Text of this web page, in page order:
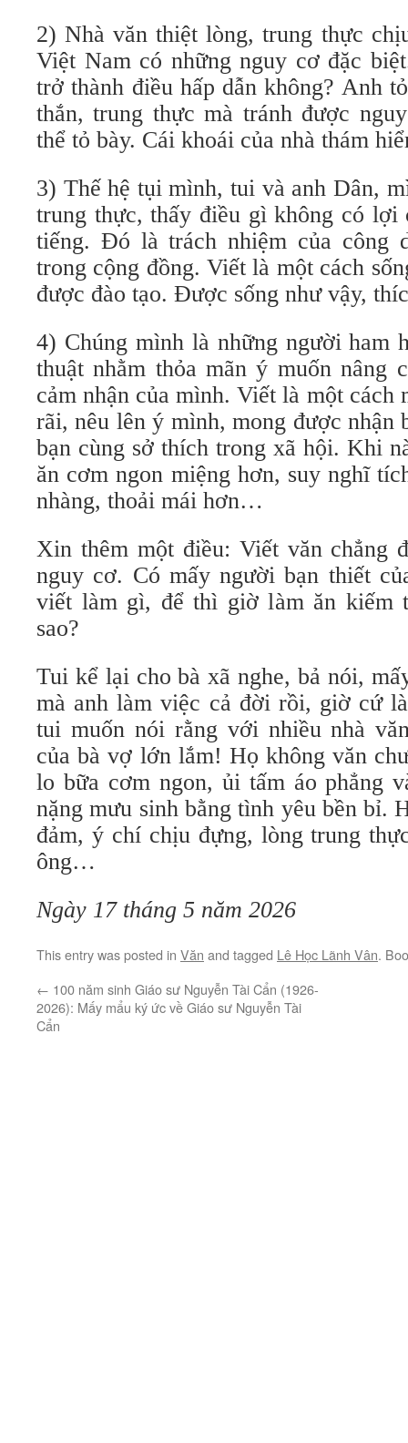
2) Nhà văn thiệt lòng, trung thực
Việt Nam có những nguy cơ đặc
trở thành điều hấp dẫn không? Anh
thắn, trung thực mà tránh được
thể tỏ bày. Cái khoái của nhà thám
3) Thế hệ tụi mình, tui và anh Dân,
trung thực, thấy điều gì không có lợi
tiếng. Đó là trách nhiệm của công
trong cộng đồng. Viết là một cách
được đào tạo. Được sống như vậy,
4) Chúng mình là những người ham
thuật nhằm thỏa mãn ý muốn nâng
cảm nhận của mình. Viết là một cách
rãi, nêu lên ý mình, mong được nhận
bạn cùng sở thích trong xã hội. Khi
ăn cơm ngon miệng hơn, suy nghĩ
nhàng, thoải mái hơn…
Xin thêm một điều: Viết văn chẳng
nguy cơ. Có mấy người bạn thiết
viết làm gì, để thì giờ làm ăn kiếm
sao?
Tui kể lại cho bà xã nghe, bả nói,
mà anh làm việc cả đời rồi, giờ cứ
tui muốn nói rằng với nhiều nhà
của bà vợ lớn lắm! Họ không văn
lo bữa cơm ngon, ủi tấm áo phẳng
nặng mưu sinh bằng tình yêu bền bỉ.
đảm, ý chí chịu đựng, lòng trung
ông…
Ngày 17 tháng 5 năm 2026
This entry was posted in Văn and tagged Lê Học Lãnh Vân.
← 100 năm sinh Giáo sư Nguyễn Tài Cẩn (1926-
2026): Mấy mẩu ký ức về Giáo sư Nguyễn Tài
Cẩn